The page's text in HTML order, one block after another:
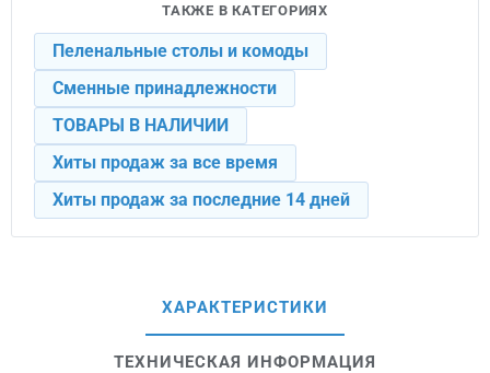
ТАКЖЕ В КАТЕГОРИЯХ
Пеленальные столы и комоды
Сменные принадлежности
ТОВАРЫ В НАЛИЧИИ
Хиты продаж за все время
Хиты продаж за последние 14 дней
ХАРАКТЕРИСТИКИ
ТЕХНИЧЕСКАЯ ИНФОРМАЦИЯ